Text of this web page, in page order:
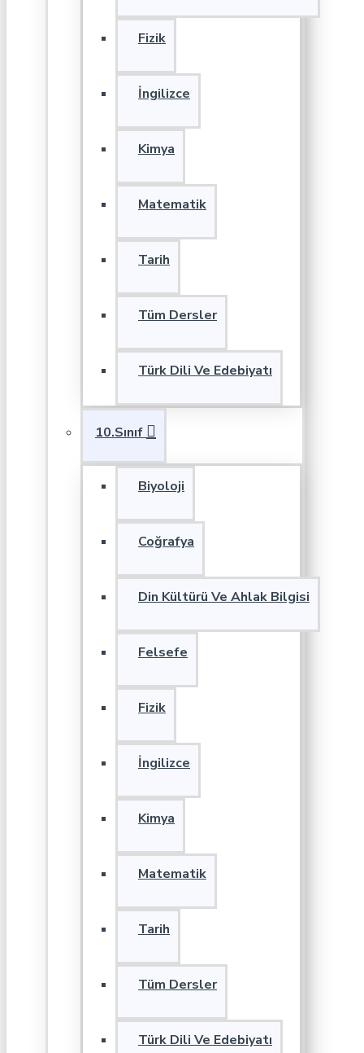
Fizik
İngilizce
Kimya
Matematik
Tarih
Tüm Dersler
Türk Dili Ve Edebiyatı
10.Sınıf
Biyoloji
Coğrafya
Din Kültürü Ve Ahlak Bilgisi
Felsefe
Fizik
İngilizce
Kimya
Matematik
Tarih
Tüm Dersler
Türk Dili Ve Edebiyatı